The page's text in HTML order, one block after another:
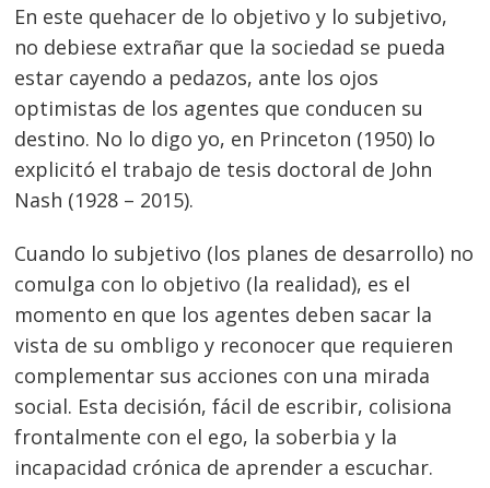
En este quehacer de lo objetivo y lo subjetivo,
no debiese extrañar que la sociedad se pueda
estar cayendo a pedazos, ante los ojos
optimistas de los agentes que conducen su
destino. No lo digo yo, en Princeton (1950) lo
explicitó el trabajo de tesis doctoral de John
Nash (1928 – 2015).
Cuando lo subjetivo (los planes de desarrollo) no
comulga con lo objetivo (la realidad), es el
momento en que los agentes deben sacar la
vista de su ombligo y reconocer que requieren
complementar sus acciones con una mirada
social. Esta decisión, fácil de escribir, colisiona
frontalmente con el ego, la soberbia y la
incapacidad crónica de aprender a escuchar.